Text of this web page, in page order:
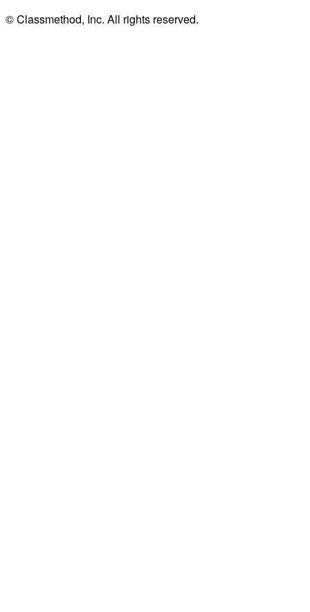
© Classmethod, Inc. All rights reserved.